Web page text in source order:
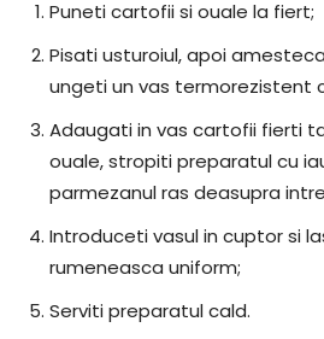
Puneti cartofii si ouale la fiert;
Pisati usturoiul, apoi
ungeti un vas termorezistent
Adaugati in vas cartofii fierti
ouale, stropiti preparatul cu
parmezanul ras deasupra
Introduceti vasul in cuptor si
rumeneasca uniform;
Serviti preparatul cald.